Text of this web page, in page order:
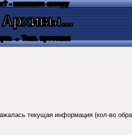
- напишите автору
→ Текс. протокол
текущая информация (кол-во